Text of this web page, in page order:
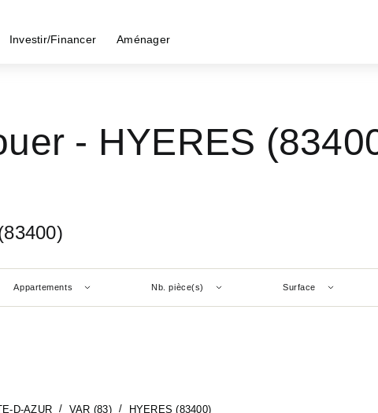
Investir/Financer Aménager
- HYERES
Appartements Nb. pièce(s) Surface
D-AZUR VAR (83) HYERES (83400)